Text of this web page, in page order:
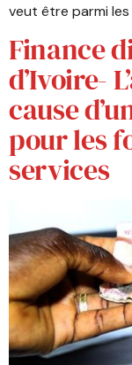
veut être parmi les
Finance
d’Ivoire-
cause
pour les
services